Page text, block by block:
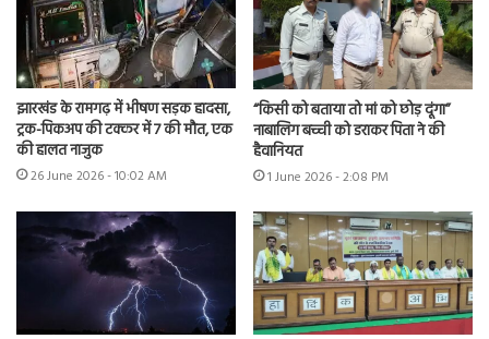
झारखंड के रामगढ़ में भीषण सड़क हादसा,
ट्रक-पिकअप की टक्कर में 7 की मौत, एक
की हालत नाजुक
26 June 2026 - 10:02 AM
“किसी को बताया तो मां को छोड़ दूंगा”
नाबालिग बच्ची को डराकर पिता ने की
हैवानियत
1 June 2026 - 2:08 PM